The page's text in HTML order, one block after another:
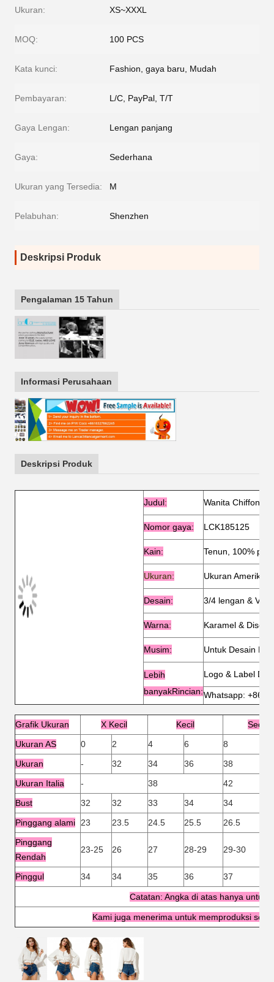
Ukuran: XS~XXXL
MOQ: 100 PCS
Kata kunci: Fashion, gaya baru, Mudah
Pembayaran: L/C, PayPal, T/T
Gaya Lengan: Lengan panjang
Gaya: Sederhana
Ukuran yang Tersedia: M
Pelabuhan: Shenzhen
Deskripsi Produk
Pengalaman 15 Tahun
Informasi Perusahaan
Deskripsi Produk
Judul: Wanita Chiffon
Nomor gaya: LCK185125
Kain: Tenun, 100%
Ukuran: Ukuran Amerika
Desain: 3/4 lengan & V
Warna: Karamel &
Musim: Untuk Desain
Lebih
banyakRincian:
Logo & Label
Whatsapp:
Grafik Ukuran X Kecil Kecil
Ukuran AS
0 2 4 6 8
Ukuran
- 32 34 36 38
Ukuran Italia
- 38
42
Bust
32 32 33 34 34
Pinggang alami
23 23.5 24.5 25.5 26.5
Pinggang
Rendah
23-25 26 27 28-29 29-30
Pinggul 34 34 35 36 37
Catatan: Angka di atas hanya untuk
Kami juga menerima untuk memproduksi